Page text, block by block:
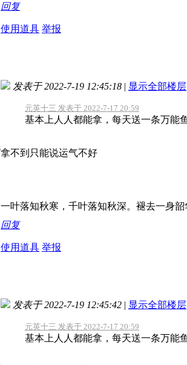
回复
使用道具 举报
发表于 2022-7-19 12:45:18 | 显示全部楼层
元英十三 发表于 2022-7-17 20:59
基本上人人都能拿，每天送一条万能
拿不到只能说运气不好
一叶落知秋寒，千叶落知秋深。褪去一身
回复
使用道具 举报
发表于 2022-7-19 12:45:42 | 显示全部楼层
元英十三 发表于 2022-7-17 20:59
基本上人人都能拿，每天送一条万能